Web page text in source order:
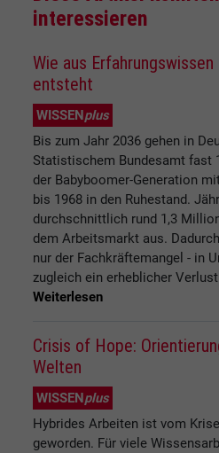
interessieren
Wie aus
entsteht
WISSENplus
Bis zum Jahr 2036 gehen in
Statistischem Bundesamt fast
der Babyboomer-Generation
bis 1968 in den Ruhestand.
durchschnittlich rund 1,3
dem Arbeitsmarkt aus.
nur der Fachkräftemangel - in
zugleich ein erheblicher
Weiterlesen
Crisis of Hope:
Welten
WISSENplus
Hybrides Arbeiten ist vom
geworden. Für viele